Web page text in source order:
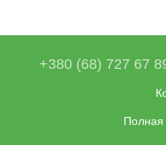
+380 (68) 727 67
Полная